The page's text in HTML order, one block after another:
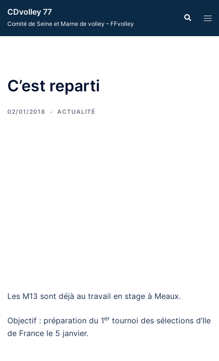
CDvolley 77
Comité de Seine et Marne de volley – FFvolley
C’est reparti
02/01/2018 ACTUALITÉ
Les M13 sont déjà au travail en stage à Meaux.
Objectif : préparation du 1ertournoi des sélections d’Ile
de France le 5 janvier.